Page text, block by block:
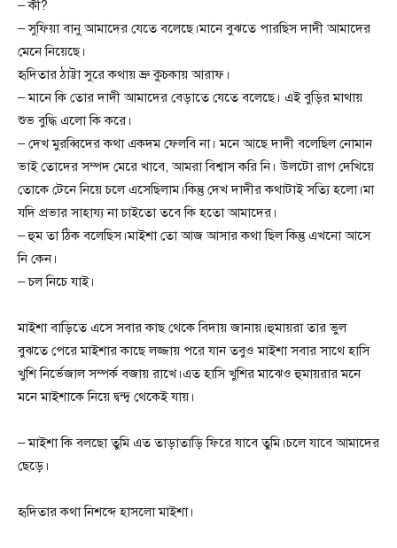
– কী?
– সুফিয়া বানু আমাদের যেতে বলেছে।মানে বুঝতে পারছিস দাদী আমাদের
মেনে নিয়েছে।
হৃদিতার ঠাট্টা সুরে কথায় ভ্রু কুচকায় আরাফ।
– মানে কি তোর দাদী আমাদের বেড়াতে যেতে বলেছে। এই বুড়ির মাথায়
শুভ বুদ্ধি এলো কি করে।
– দেখ মুরব্বিদের কথা একদম ফেলবি না। মনে আছে দাদী বলেছিল নোমান
ভাই তোদের সম্পদ মেরে খাবে, আমরা বিশ্বাস করি নি। উলটো রাগ দেখিয়ে
তোকে টেনে নিয়ে চলে এসেছিলাম।কিন্তু দেখ দাদীর কথাটাই সত্যি হলো।মা
যদি প্রভার সাহায্য না চাইতো তবে কি হতো আমাদের।
– হুম তা ঠিক বলেছিস।মাইশা তো আজ আসার কথা ছিল কিন্তু এখনো আসে
নি কেন।
– চল নিচে যাই।
মাইশা বাড়িতে এসে সবার কাছ থেকে বিদায় জানায়।হুমায়রা তার ভুল
বুঝতে পেরে মাইশার কাছে লজ্জায় পরে যান তবুও মাইশা সবার সাথে হাসি
খুশি নির্ভেজাল সম্পর্ক বজায় রাখে।এত হাসি খুশির মাঝেও হুমায়রার মনে
মনে মাইশাকে নিয়ে দ্বন্দ্ব থেকেই যায়।
– মাইশা কি বলছো তুমি এত তাড়াতাড়ি ফিরে যাবে তুমি।চলে যাবে আমাদের
ছেড়ে।
হৃদিতার কথা নিশব্দে হাসলো মাইশা।